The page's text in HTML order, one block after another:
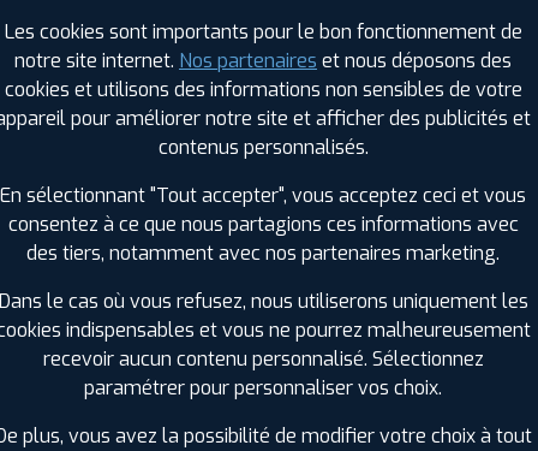
PROFIL PLUS DANS LES VILLES À
Cornebarrieu (31)
Cugnaux (31)
Fonsorbes (31)
Frouzins (31)
La Salvetat-Saint-Gilles (31)
Léguevin (31)
Muret (31)
Plaisance-du-Touch (31)
Portet-sur-Garonne (31)
Ramonville-Saint-Agne (31)
PROFIL PLUS DANS LES
GERS (32)
+ D'INFOS
TARN (81) AUDE (11)
Les cookies sont importants pour le bon fonctionnement de
notre site internet. Nos partenaires et nous déposons des
cookies et utilisons des informations non sensibles de votre
pour améliorer notre site et afficher des publicités et
contenus personnalisés.
En sélectionnant "Tout accepter", vous acceptez ceci et vous
consentez à ce que nous partagions ces informations avec
des tiers, notamment avec nos partenaires marketing.
le cas où vous refusez, nous utiliserons uniquement les
indispensables et vous ne pourrez malheureusement
recevoir aucun contenu personnalisé. Sélectionnez
paramétrer pour personnaliser vos choix.
plus, vous avez la possibilité de modifier votre choix à tout